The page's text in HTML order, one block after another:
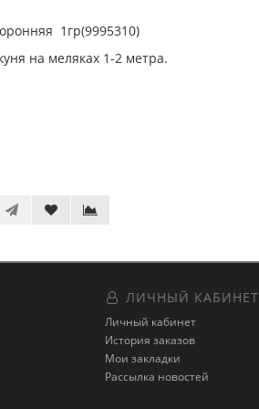
1гр(9995310)
на меляках 1-2 метра.
ЛИЧНЫЙ КАБИНЕТ
Личный кабинет
История заказов
Мои закладки
Рассылка новостей